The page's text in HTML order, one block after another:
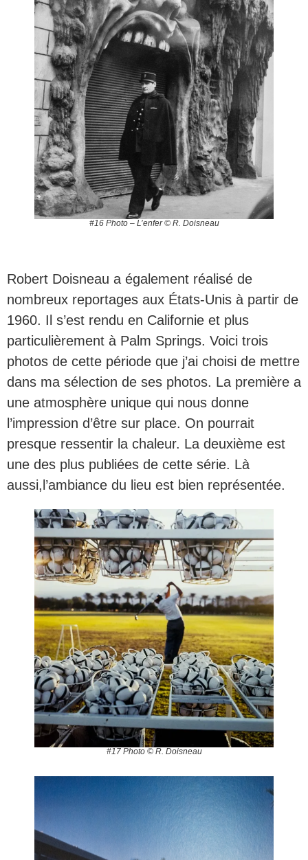
#16 Photo – L’enfer © R. Doisneau
Robert Doisneau a également réalisé de
nombreux reportages aux États-Unis à partir de
1960. Il s’est rendu en Californie et plus
particulièrement à Palm Springs. Voici trois
photos de cette période que j’ai choisi de mettre
dans ma sélection de ses photos. La première a
une atmosphère unique qui nous donne
l’impression d’être sur place. On pourrait
presque ressentir la chaleur. La deuxième est
une des plus publiées de cette série. Là
aussi,l’ambiance du lieu est bien représentée.
#17 Photo © R. Doisneau